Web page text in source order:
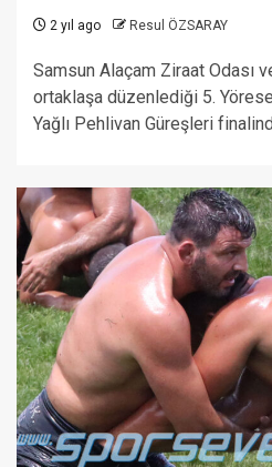
2 yıl ago Resul ÖZSARAY
Samsun Alaçam Ziraat Odası
ortaklaşa düzenlediği 5.
Yağlı Pehlivan Güreşleri